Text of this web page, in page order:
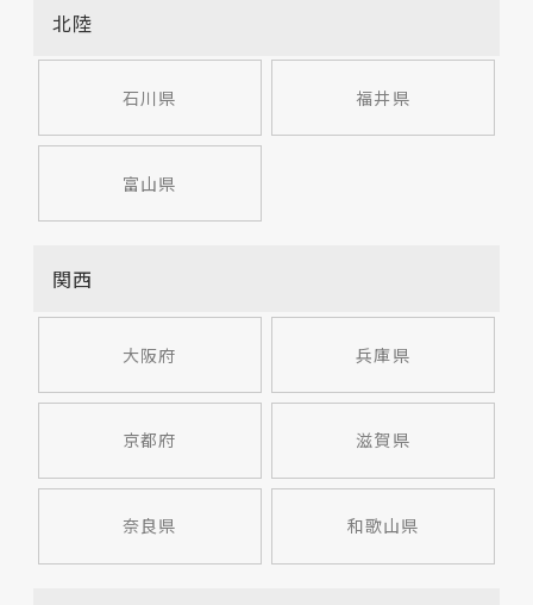
北陸
石川県 福井県
富山県
関西
大阪府 兵庫県
京都府 滋賀県
奈良県 和歌山県